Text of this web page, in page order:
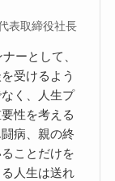
表取締役社長
ーとして、
受けるよう
く、人生プ
性を考える
病、親の終
ことだけを
人生は送れ